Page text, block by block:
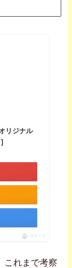
リジナル
ポチップ
これまで考察